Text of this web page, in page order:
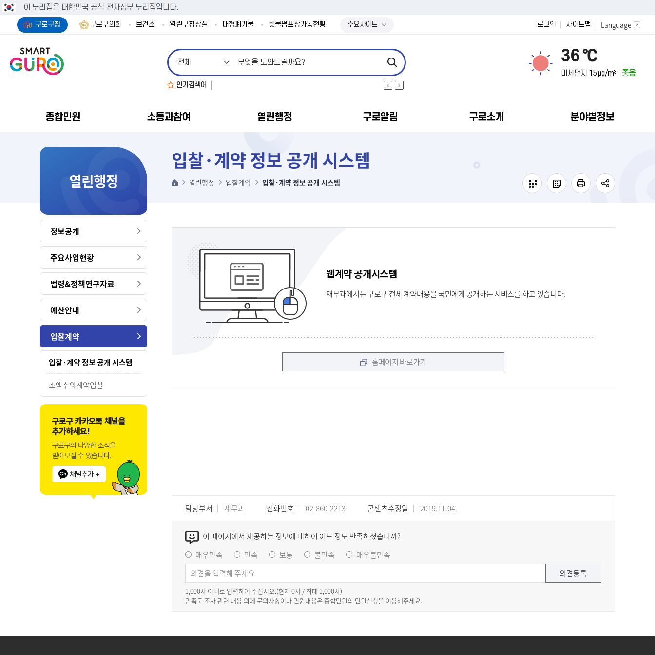
이 누리집은 대한민국 공식 전자정부 누리집입니다.
구로구청 구로구의회 보건소 열린구청장실 대형폐기물 빗물펌프장가동현황 주요사이트 로그인 사이트맵 Language
인기검색어
36 ℃
미세먼지 15 ㎍/m³ 좋음
종합민원 소통과참여 열린행정 구로알림 구로소개 분야별정보
열린행정
정보공개
주요사업현황
법령&정책연구자료
예산안내
입찰계약
입찰·계약 정보 공개 시스템
소액수의계약입찰
구로구 카카오톡 채널을
추가하세요!
구로구의 다양한 소식을
받아보실 수 있습니다.
채널추가 +
입찰·계약 정보 공개 시스템
열린행정 입찰계약 입찰·계약 정보 공개 시스템
웹계약 공개시스템
재무과에서는 구로구 전체 계약내용을 국민에게 공개하는 서비스를 하고 있습니다.
홈페이지 바로가기
담당부서 재무과 전화번호 02-860-2213 콘텐츠수정일 2019.11.04.
이 페이지에서 제공하는 정보에 대하여 어느 정도 만족하셨습니까?
매우만족
만족 보통 불만족 매우불만족
1,000자 이내로 입력하여 주십시오.(현재0자 / 최대 1,000자)
만족도 조사 관련 내용 외에 문의사항이나 민원내용은 종합민원의 민원신청을 이용해주세요.